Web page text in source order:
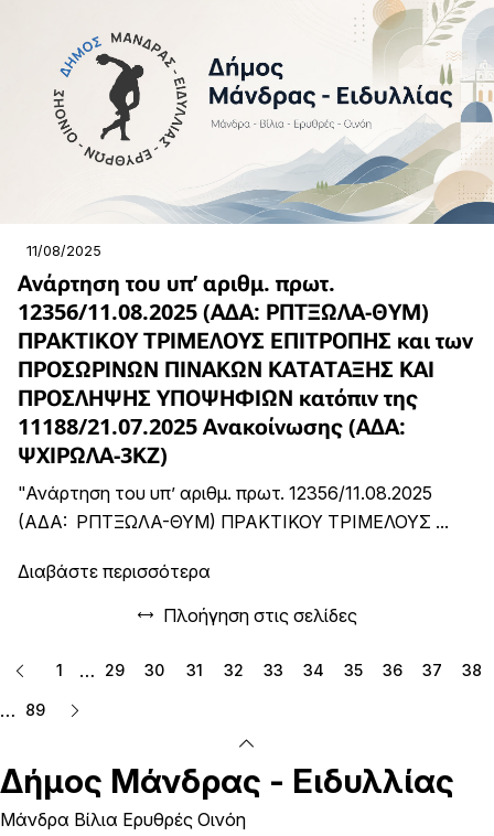
11/08/2025
Ανάρτηση του υπ’ αριθμ. πρωτ.
12356/11.08.2025 (ΑΔΑ: ΡΠΤΞΩΛΑ-ΘΥΜ)
ΠΡΑΚΤΙΚΟΥ ΤΡΙΜΕΛΟΥΣ ΕΠΙΤΡΟΠΗΣ και των
ΠΡΟΣΩΡΙΝΩΝ ΠΙΝΑΚΩΝ ΚΑΤΑΤΑΞΗΣ ΚΑΙ
ΠΡΟΣΛΗΨΗΣ ΥΠΟΨΗΦΙΩΝ κατόπιν της
11188/21.07.2025 Ανακοίνωσης (ΑΔΑ:
ΨΧΙΡΩΛΑ-3ΚΖ)
"Ανάρτηση του υπ’ αριθμ. πρωτ. 12356/11.08.2025
(ΑΔΑ: ΡΠΤΞΩΛΑ-ΘΥΜ) ΠΡΑΚΤΙΚΟΥ ΤΡΙΜΕΛΟΥΣ ...
Διαβάστε περισσότερα
Πλοήγηση στις σελίδες
1 … 29 30 31 32 33 34 35 36 37 38
… 89
Δήμος Μάνδρας - Ειδυλλίας
Μάνδρα Βίλια Ερυθρές Οινόη